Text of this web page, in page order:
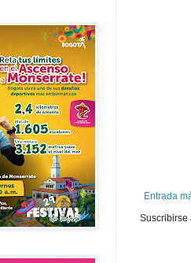
Entrada
Suscribirse